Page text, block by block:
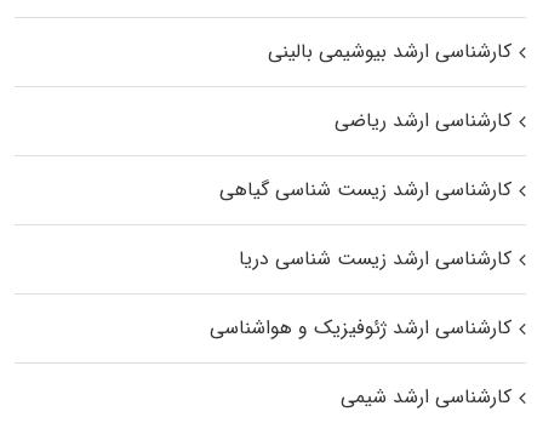
کارشناسی ارشد بیوشیمی بالینی
کارشناسی ارشد ریاضی
کارشناسی ارشد زیست‌ شناسی گیاهی
کارشناسی ارشد زیست‌ شناسی دریا
کارشناسی ارشد ژئوفیزیک و هواشناسی
کارشناسی ارشد شیمی